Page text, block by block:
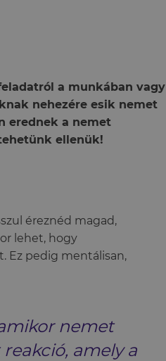
a munkában vagy
nehezére esik nemet
erednek a nemet
ellenük!
éreznéd magad,
lehet, hogy
Ez pedig mentálisan,
nemet
amely a